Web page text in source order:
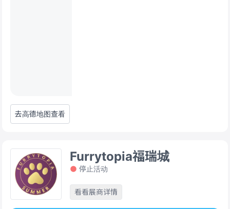
去高德地图查看
Furrytopia福瑞城
停止活动
看看展商详情